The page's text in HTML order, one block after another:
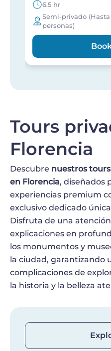
6.5 hr
Semi-privado
personas)
Tours
Florencia
Descubre nuestros
en Florencia, diseñados
experiencias premium
exclusivo dedicado
Disfruta de una
explicaciones en
los monumentos y
la ciudad, garantizando
complicaciones de
la historia y la belleza